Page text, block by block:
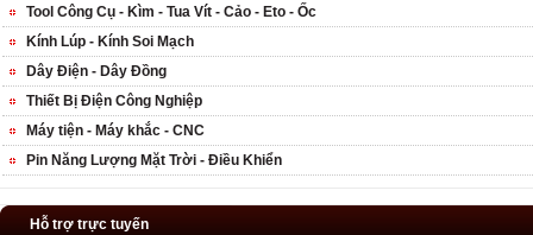
Tool Công Cụ - Kìm - Tua Vít - Cảo - Eto - Ốc
Kính Lúp - Kính Soi Mạch
Dây Điện - Dây Đồng
Thiết Bị Điện Công Nghiệp
Máy tiện - Máy khắc - CNC
Pin Năng Lượng Mặt Trời - Điều Khiển
Hỗ trợ trực tuyến